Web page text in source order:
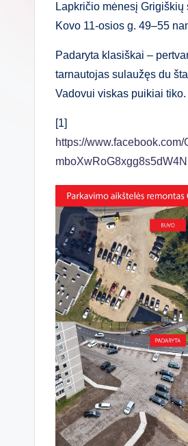
Lapkričio mėnesį
Kovo 11-osios g. 49–55
Padaryta klasiškai –
tarnautojas sulaužęs du
Vadovui viskas puikiai
[1]
https://